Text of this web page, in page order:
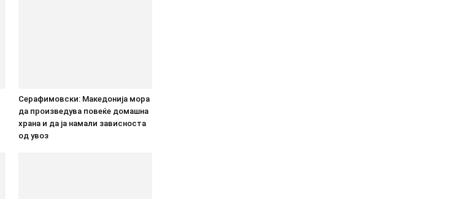
Серафимовски: Македонија мора
да произведува повеќе домашна
храна и да ја намали зависноста
од увоз